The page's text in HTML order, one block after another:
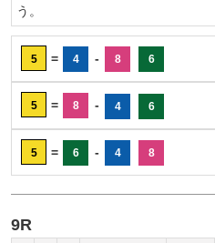
う。
5 = 4 - 8 6
5 = 8 - 4 6
5 = 6 - 4 8
9R